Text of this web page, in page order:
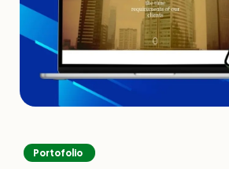
Portofolio